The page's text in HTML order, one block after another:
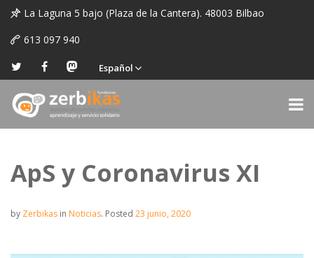
La Laguna 5 bajo (Plaza de la Cantera). 48003 Bilbao
613 097 940
Español
ApS y Coronavirus XI
by Zerbikas in Noticias. Posted 23 junio, 2020